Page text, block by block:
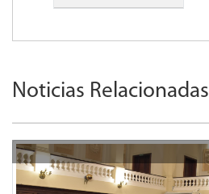
Noticias Relacionadas